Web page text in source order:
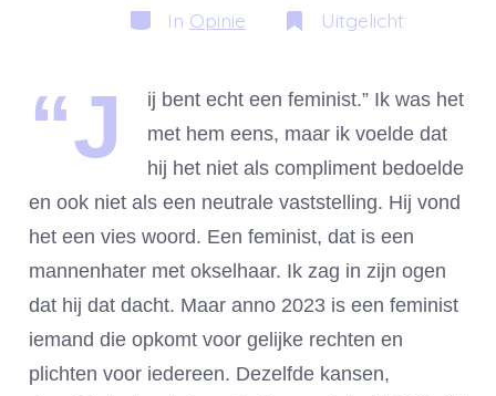
berichtCategorieën
In Opinie Uitgelicht
“J
ij bent echt een feminist.” Ik was het
met hem eens, maar ik voelde dat
hij het niet als compliment bedoelde
en ook niet als een neutrale vaststelling. Hij vond
het een vies woord. Een feminist, dat is een
mannenhater met okselhaar. Ik zag in zijn ogen
dat hij dat dacht. Maar anno 2023 is een feminist
iemand die opkomt voor gelijke rechten en
plichten voor iedereen. Dezelfde kansen,